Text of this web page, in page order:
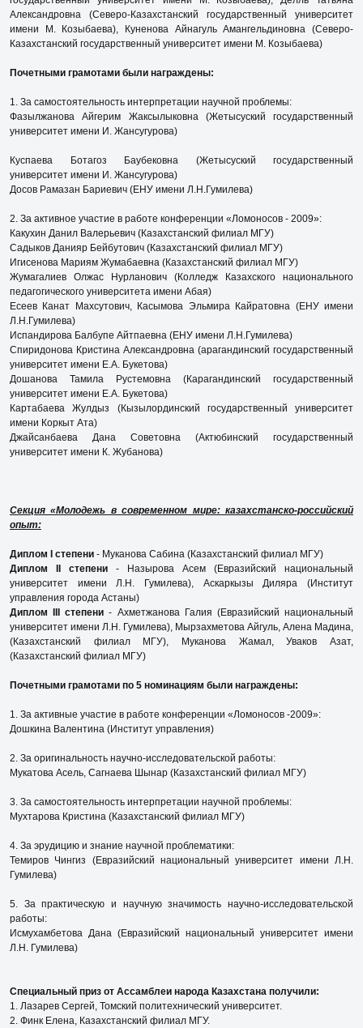
Александровна (Северо-Казахстанский государственный университет
имени М. Козыбаева), Куненова Айнагуль Амангельдиновна (Северо-
Казахстанский государственный университет имени М. Козыбаева)
Почетными грамотами были награждены:
1. За самостоятельность интерпретации научной проблемы:
Фазылжанова Айгерим Жаксылыковна (Жетысуский государственный
университет имени И. Жансугурова)
Куспаева Ботагоз Баубековна (Жетысуский государственный
университет имени И. Жансугурова)
Досов Рамазан Бариевич (ЕНУ имени Л.Н.Гумилева)
2. За активное участие в работе конференции «Ломоносов - 2009»:
Какухин Данил Валерьевич (Казахстанский филиал МГУ)
Садыков Данияр Бейбутович (Казахстанский филиал МГУ)
Игисенова Мариям Жумабаевна (Казахстанский филиал МГУ)
Жумагалиев Олжас Нурланович (Колледж Казахского национального
педагогического университета имени Абая)
Есеев Канат Махсутович, Касымова Эльмира Кайратовна (ЕНУ имени
Л.Н.Гумилева)
Испандирова Балбупе Айтпаевна (ЕНУ имени Л.Н.Гумилева)
Спиридонова Кристина Александровна (арагандинский государственный
университет имени Е.А. Букетова)
Дошанова Тамила Рустемовна (Карагандинский государственный
университет имени Е.А. Букетова)
Картабаева Жулдыз (Кызылординский государственный университет
имени Коркыт Ата)
Джайсанбаева Дана Советовна (Актюбинский государственный
университет имени К. Жубанова)
Секция «Молодежь в современном мире: казахстанско-российский
опыт:
Диплом I степени - Муканова Сабина (Казахстанский филиал МГУ)
Диплом II степени - Назырова Асем (Евразийский национальный
университет имени Л.Н. Гумилева), Аскаркызы Диляра (Институт
управления города Астаны)
Диплом III степени- Ахметжанова Галия (Евразийский национальный
университет имени Л.Н. Гумилева), Мырзахметова Айгуль, Алена Мадина,
(Казахстанский филиал МГУ), Муканова Жамал, Уваков Азат,
(Казахстанский филиал МГУ)
Почетными грамотами по 5 номинациям были награждены:
1. За активные участие в работе конференции «Ломоносов -2009»:
Дошкина Валентина (Институт управления)
2. За оригинальность научно-исследовательской работы:
Мукатова Асель, Сагнаева Шынар (Казахстанский филиал МГУ)
3. За самостоятельность интерпретации научной проблемы:
Мухтарова Кристина (Казахстанский филиал МГУ)
4. За эрудицию и знание научной проблематики:
Темиров Чингиз (Евразийский национальный университет имени Л.Н.
Гумилева)
5. За практическую и научную значимость научно-исследовательской
работы:
Исмухамбетова Дана (Евразийский национальный университет имени
Л.Н. Гумилева)
Специальный приз от Ассамблеи народа Казахстана получили:
1. Лазарев Сергей, Томский политехнический университет.
2. Финк Елена, Казахстанский филиал МГУ.